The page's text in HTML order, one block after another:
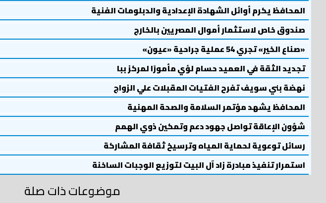
المحافظ يكرم أوائل الشهادة الإعدادية والدبلومات الفنية
صندوق خاص لاستثمار أموال المصريين بالخارج
«صناع الخير» تجري 54 عملية جراحية «عيون»
تجديد الثقة في العميد حسام لؤي مأمورًا لمركز ببا
نهضة بني سويف تفرح الفتيات المقبلات علي الزواج
المحافظ يشهد مؤتمر السلامة والصحة المهنية
شؤون الإعاقة تواصل جهود دعم وتمكين ذوي الهمم
رسائل توعوية لحماية المياه وترسيخ ثقافة المشاركة
استمرار تنفيذ مبادرة زاد آل البيت لتوزيع الوجبات الساخنة
موضوعات ذات صلة